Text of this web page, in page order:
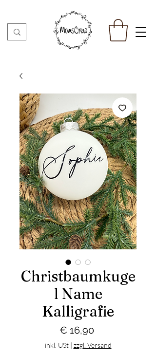
Christbaumkuge
l Name
Kalligrafie
€ 16,90Preis
inkl. USt| zzgl. Versand